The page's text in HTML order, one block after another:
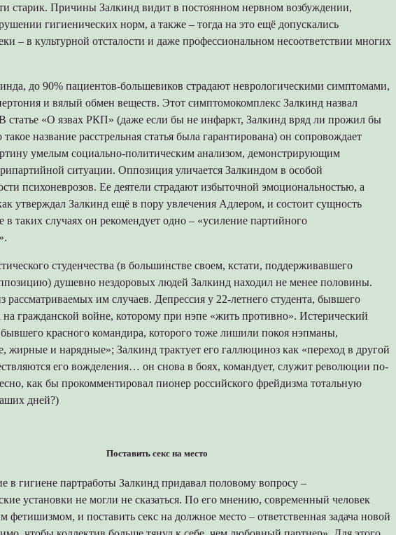
старик. Причины Залкинд видит в постоянном нервном возбуждении,
гигиенических норм, а также – тогда на это ещё допускались
– в культурной отсталости и даже профессиональном несоответствии многих
до 90% пациентов-большевиков страдают неврологическими симптомами,
и вялый обмен веществ. Этот симптомокомплекс Залкинд назвал
статье «О язвах РКП» (даже если бы не инфаркт, Залкинд вряд ли прожил бы
название расстрельная статья была гарантирована) он сопровождает
умелым социально-политическим анализом, демонстрирующим
ситуации. Оппозиция уличается Залкиндом в особой
психоневрозов. Ее деятели страдают избыточной эмоциональностью, а
утверждал Залкинд ещё в пору увлечения Адлером, и состоит сущность
в таких случаях он рекомендует одно – «усиление партийного
студенчества (в большинстве своем, кстати, поддерживавшего
душевно нездоровых людей Залкинд находил не менее половины.
рассматриваемых им случаев. Депрессия у 22-летнего студента, бывшего
на гражданской войне, которому при нэпе «жить противно». Истерический
красного командира, которого тоже лишили покоя нэпманы,
жирные и нарядные»; Залкинд трактует его галлюциноз как «переход в другой
его вожделения… он снова в боях, командует, служит революции по-
как бы прокомментировал пионер российского фрейдизма тотальную
дней?)
Поставить секс на место
в гигиене партработы Залкинд придавал половому вопросу –
установки не могли не сказаться. По его мнению, современный человек
фетишизмом, и поставить секс на должное место – ответственная задача новой